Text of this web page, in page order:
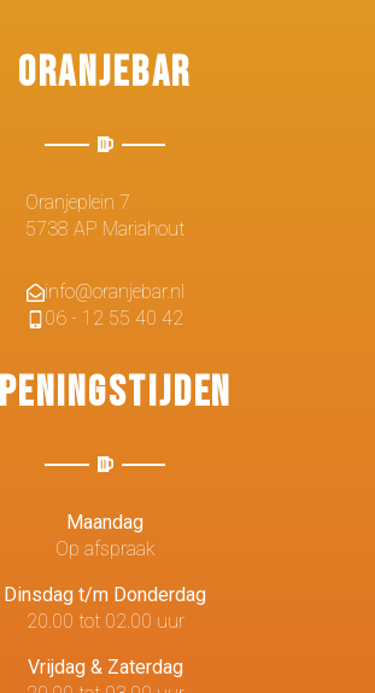
Oranjebar
Oranjeplein 7
5738 AP Mariahout
info@oranjebar.nl
06 - 12 55 40 42
Maandag
Op afspraak
Dinsdag t/m Donderdag
20.00 tot 02.00 uur
Vrijdag & Zaterdag